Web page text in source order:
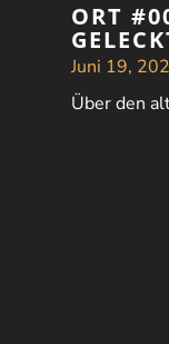
ORT
Juni 19,
Über den